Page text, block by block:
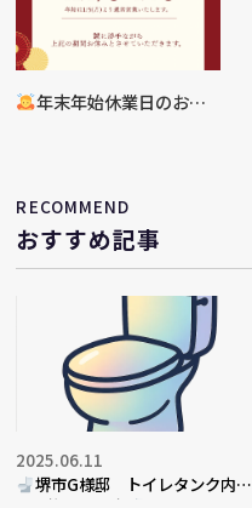
年末年始休業日のお知
RECOMMEND
おすすめ記事
堺市G様邸 トイレタンク内部
2025.06.11